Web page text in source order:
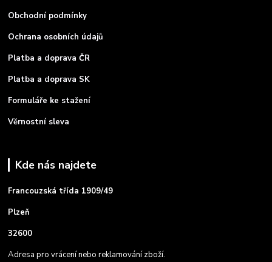
Obchodní podmínky
Ochrana osobních údajů
Platba a doprava ČR
Platba a doprava SK
Formuláře ke stažení
Věrnostní sleva
Kde nás najdete
Francouzská třída 1909/49
Plzeň
32600
Adresa pro vrácení nebo reklamování zboží.